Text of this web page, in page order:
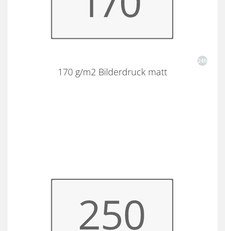
170 g/m2 Bilderdruck matt